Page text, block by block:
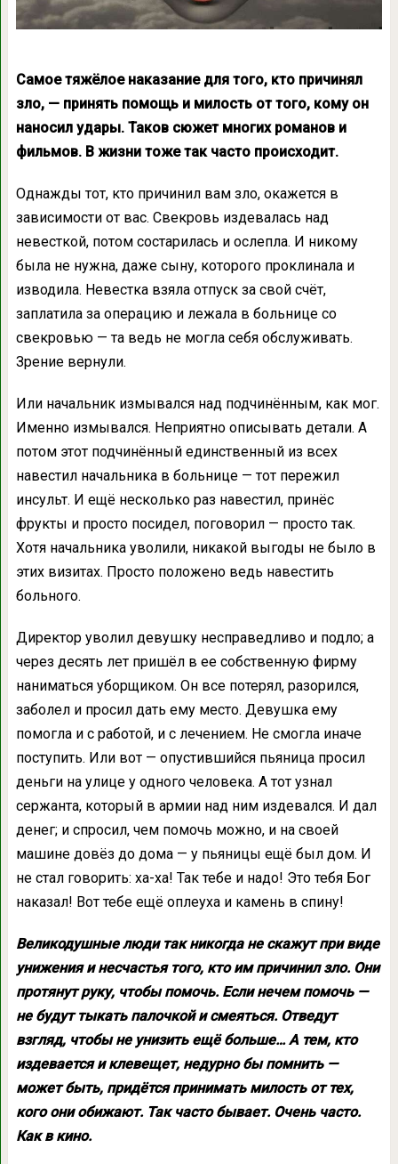
Самое тяжёлое наказание для того, кто причинял
зло, — принять помощь и милость от того, кому он
наносил удары. Таков сюжет многих романов и
фильмов. В жизни тоже так часто происходит.
Однажды тот, кто причинил вам зло, окажется в
зависимости от вас. Свекровь издевалась над
невесткой, потом состарилась и ослепла. И никому
была не нужна, даже сыну, которого проклинала и
изводила. Невестка взяла отпуск за свой счёт,
заплатила за операцию и лежала в больнице со
свекровью — та ведь не могла себя обслуживать.
Зрение вернули.
Или начальник измывался над подчинённым, как мог.
Именно измывался. Неприятно описывать детали. А
потом этот подчинённый единственный из всех
навестил начальника в больнице — тот пережил
инсульт. И ещё несколько раз навестил, принёс
фрукты и просто посидел, поговорил — просто так.
Хотя начальника уволили, никакой выгоды не было в
этих визитах. Просто положено ведь навестить
больного.
Директор уволил девушку несправедливо и подло; а
через десять лет пришёл в ее собственную фирму
наниматься уборщиком. Он все потерял, разорился,
заболел и просил дать ему место. Девушка ему
помогла и с работой, и с лечением. Не смогла иначе
поступить. Или вот — опустившийся пьяница просил
деньги на улице у одного человека. А тот узнал
сержанта, который в армии над ним издевался. И дал
денег; и спросил, чем помочь можно, и на своей
машине довёз до дома — у пьяницы ещё был дом. И
не стал говорить: ха-ха! Так тебе и надо! Это тебя Бог
наказал! Вот тебе ещё оплеуха и камень в спину!
Великодушные люди так никогда не скажут при виде
унижения и несчастья того, кто им причинил зло. Они
протянут руку, чтобы помочь. Если нечем помочь —
не будут тыкать палочкой и смеяться. Отведут
взгляд, чтобы не унизить ещё больше… А тем, кто
издевается и клевещет, недурно бы помнить —
может быть, придётся принимать милость от тех,
кого они обижают. Так часто бывает. Очень часто.
Как в кино.